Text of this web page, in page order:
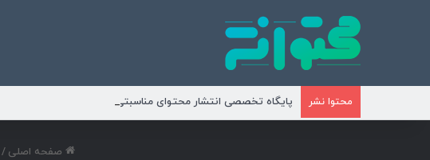
محتوا نشر پایگاه تخصصی انتشار محتوای مناسبتی و موضوعی
صفحه اصلی /